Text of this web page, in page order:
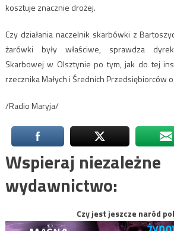
kosztuje znacznie drożej.
Czy działania naczelnik skarbówki z
żarówki były właściwe, sprawdza
Skarbowej w Olsztynie po tym, jak do tej
rzecznika Małych i Średnich Przedsiębiorców
/Radio Maryja/
Wspieraj niezależne
wydawnictwo:
Czy jest jeszcze naród